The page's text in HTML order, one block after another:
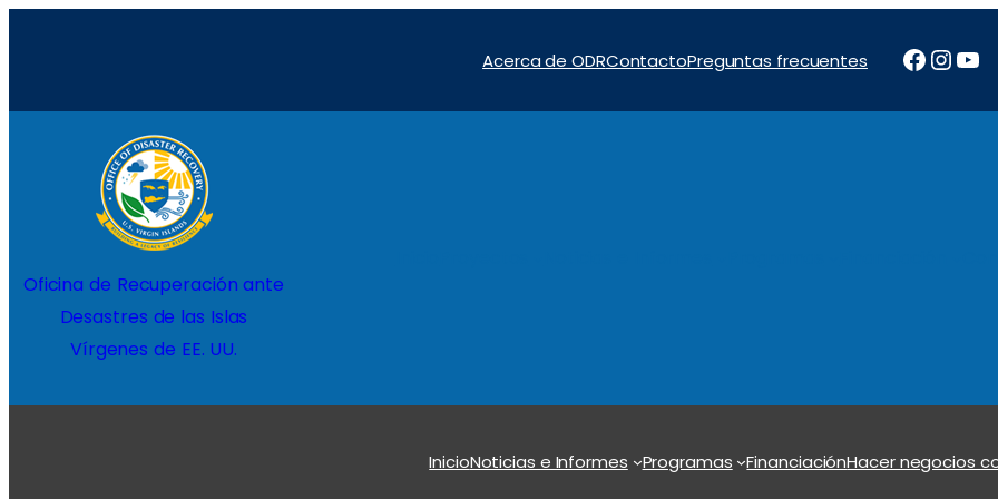
Acerca de ODRContactoPreguntas frecuentes
Oficina de Recuperación ante
Desastres de las Islas
Vírgenes de EE. UU.
InicioNoticias e Informes Programas FinanciaciónHacer negocios